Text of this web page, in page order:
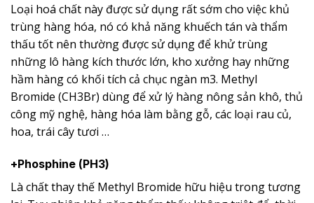
Loại hoá chất này được sử dụng rất sớm cho việc khủ
trùng hàng hóa, nó có khả năng khuếch tán và thẩm
thấu tốt nên thường được sử dụng để khử trùng
những lô hàng kích thước lớn, kho xưởng hay những
hầm hàng có khối tích cả chục ngàn m3. Methyl
Bromide (CH3Br) dùng để xử lý hàng nông sản khô, thủ
công mỹ nghệ, hàng hóa làm bằng gỗ, các loại rau củ,
hoa, trái cây tươi …
+Phosphine (PH3)
Là chất thay thế Methyl Bromide hữu hiệu trong tương